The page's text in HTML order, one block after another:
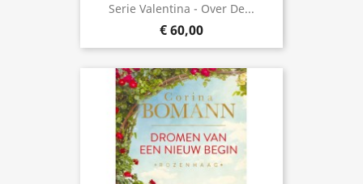
Serie Valentina - Over De...
€ 60,00